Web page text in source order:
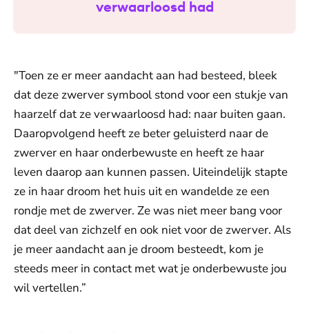
verwaarloosd had
"Toen ze er meer aandacht aan had besteed, bleek
dat deze zwerver symbool stond voor een stukje van
haarzelf dat ze verwaarloosd had: naar buiten gaan.
Daaropvolgend heeft ze beter geluisterd naar de
zwerver en haar onderbewuste en heeft ze haar
leven daarop aan kunnen passen. Uiteindelijk stapte
ze in haar droom het huis uit en wandelde ze een
rondje met de zwerver. Ze was niet meer bang voor
dat deel van zichzelf en ook niet voor de zwerver. Als
je meer aandacht aan je droom besteedt, kom je
steeds meer in contact met wat je onderbewuste jou
wil vertellen.”